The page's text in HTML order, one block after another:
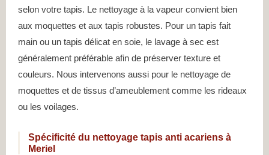
selon votre tapis. Le nettoyage à la vapeur convient bien
aux moquettes et aux tapis robustes. Pour un tapis fait
main ou un tapis délicat en soie, le lavage à sec est
généralement préférable afin de préserver texture et
couleurs. Nous intervenons aussi pour le nettoyage de
moquettes et de tissus d’ameublement comme les rideaux
ou les voilages.
Spécificité du nettoyage tapis anti acariens à
Meriel